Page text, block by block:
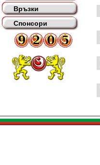
Връзки
Спонсори